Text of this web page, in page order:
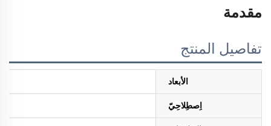
مقدمة
تفاصيل المنتج
الأبعاد
اِصطِلاحِيّ